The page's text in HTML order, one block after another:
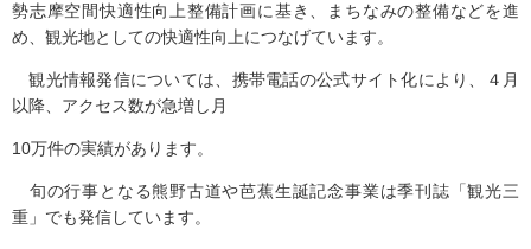
勢志摩空間快適性向上整備計画に基き、まちなみの整備などを進
め、観光地としての快適性向上につなげています。
観光情報発信については、携帯電話の公式サイト化により、４月
以降、アクセス数が急増し月
10万件の実績があります。
旬の行事となる熊野古道や芭蕉生誕記念事業は季刊誌「観光三
重」でも発信しています。